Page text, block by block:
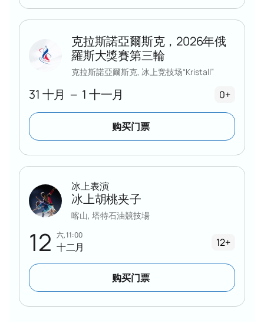
31 十月 — 1 十一月
克拉斯諾亞爾斯克，2026年俄
羅斯大獎賽第三輪
克拉斯諾亞爾斯克, 冰上竞技场“Kristall”
0+
购买门票
12 六, 11:00
十二月
冰上表演
冰上胡桃夹子
喀山, 塔特石油競技場
12+
购买门票